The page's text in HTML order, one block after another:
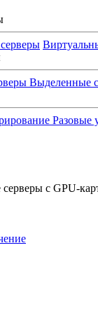
Выделенные
Разовые
с GPU-